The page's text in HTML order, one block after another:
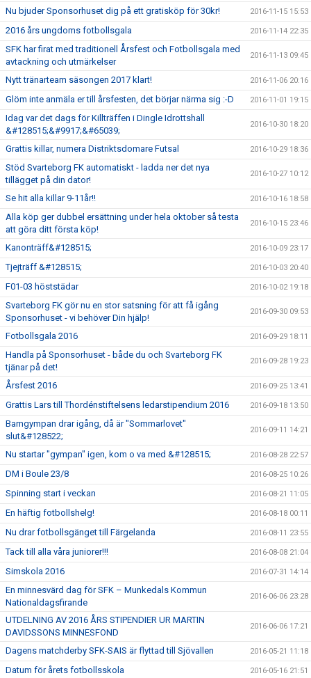
Nu bjuder Sponsorhuset dig på ett gratisköp för 30kr! 2016-11-15 15:53
2016 års ungdoms fotbollsgala 2016-11-14 22:35
SFK har firat med traditionell Årsfest och Fotbollsgala med
avtackning och utmärkelser
2016-11-13 09:45
Nytt tränarteam säsongen 2017 klart! 2016-11-06 20:16
Glöm inte anmäla er till årsfesten, det börjar närma sig :-D 2016-11-01 19:15
Idag var det dags för Killträffen i Dingle Idrottshall
&#128515;&#9917;&#65039;
2016-10-30 18:20
Grattis killar, numera Distriktsdomare Futsal 2016-10-29 18:36
Stöd Svarteborg FK automatiskt - ladda ner det nya
tillägget på din dator!
2016-10-27 10:12
Se hit alla killar 9-11år!! 2016-10-16 18:58
Alla köp ger dubbel ersättning under hela oktober så testa
att göra ditt första köp!
2016-10-15 23:46
Kanonträff&#128515; 2016-10-09 23:17
Tjejträff &#128515; 2016-10-03 20:40
F01-03 höststädar 2016-10-02 19:18
Svarteborg FK gör nu en stor satsning för att få igång
Sponsorhuset - vi behöver Din hjälp!
2016-09-30 09:53
Fotbollsgala 2016 2016-09-29 18:11
Handla på Sponsorhuset - både du och Svarteborg FK
tjänar på det!
2016-09-28 19:23
Årsfest 2016 2016-09-25 13:41
Grattis Lars till Thordénstiftelsens ledarstipendium 2016 2016-09-18 13:50
Barngympan drar igång, då är "Sommarlovet"
slut&#128522;
2016-09-11 14:21
Nu startar "gympan" igen, kom o va med &#128515; 2016-08-28 22:57
DM i Boule 23/8 2016-08-25 10:26
Spinning start i veckan 2016-08-21 11:05
En häftig fotbollshelg! 2016-08-18 00:11
Nu drar fotbollsgänget till Färgelanda 2016-08-11 23:55
Tack till alla våra juniorer!!! 2016-08-08 21:04
Simskola 2016 2016-07-31 14:14
En minnesvärd dag för SFK – Munkedals Kommun
Nationaldagsfirande
2016-06-06 23:28
UTDELNING AV 2016 ÅRS STIPENDIER UR MARTIN
DAVIDSSONS MINNESFOND
2016-06-06 17:21
Dagens matchderby SFK-SAIS är flyttad till Sjövallen 2016-05-21 11:18
Datum för årets fotbollsskola 2016-05-16 21:51